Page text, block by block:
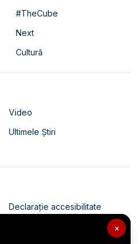
×
#TheCube
Next
Cultură
Video
Ultimele Știri
Declarație accesibilitate
Politica de confidențialitate